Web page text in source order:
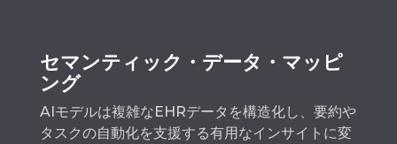
セマンティック・データ・マッピ
ング
AIモデルは複雑なEHRデータを構造化し、要約や
タスクの自動化を支援する有用なインサイトに変